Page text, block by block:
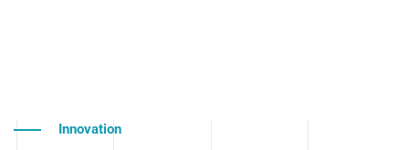
Innovation